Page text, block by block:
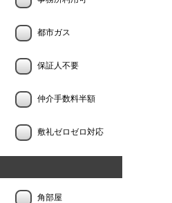
都市ガス
保証人不要
仲介手数料半額
敷礼ゼロゼロ対応
角部屋